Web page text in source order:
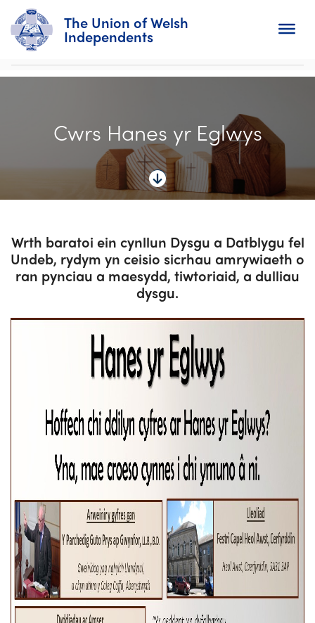
The Union of Welsh
Independents
Home
For Churches
Activity
Cwrs Hanes yr Eglwys
Wrth baratoi ein cynllun Dysgu a Datblygu fel
Undeb, rydym yn ceisio sicrhau amrywiaeth o
ran pynciau a maesydd, tiwtoriaid, a dulliau
dysgu.